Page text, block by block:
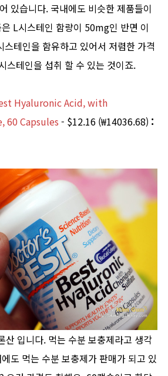
있습니다. 국내에도 비슷한 제품들이
L시스테인 함량이 50mg인 반면 이
테인을 함유하고 있어서 저렴한 가격
스테인을 섭취 할 수 있는 것이죠.
Hyaluronic Acid, with
60 Capsules - $12.16 (₩14036.68) :
산 입니다. 먹는 수분 보충제라고 생각
도 먹는 수분 보충제가 판매가 되고 있